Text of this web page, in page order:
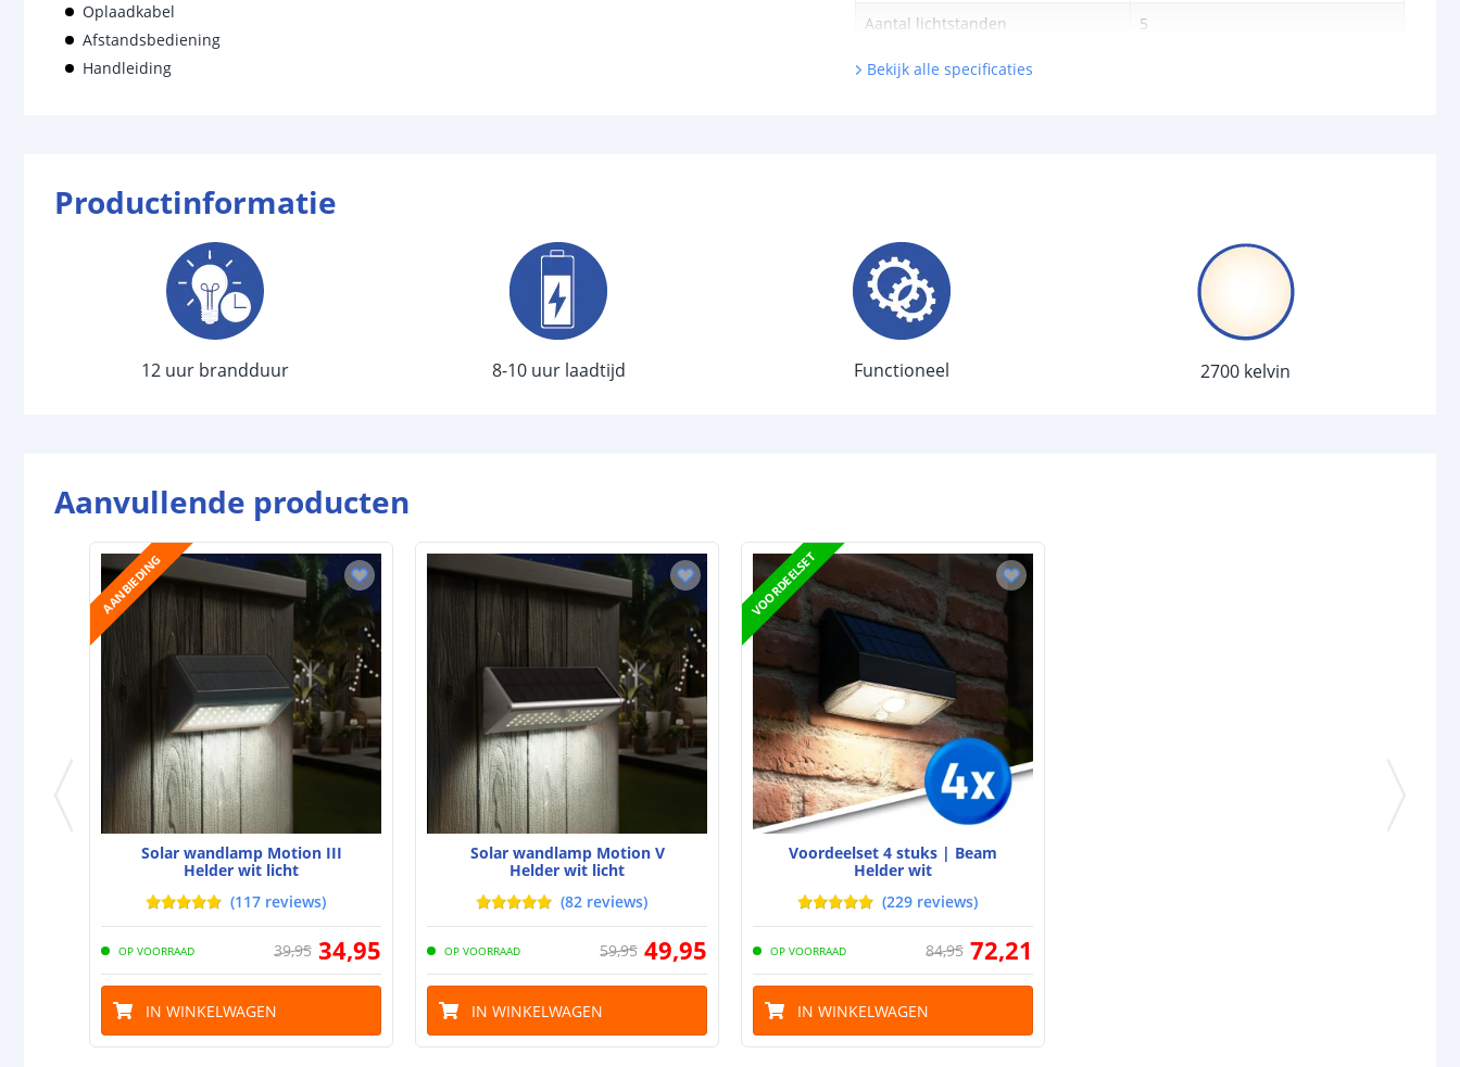
Oplaadkabel
Afstandsbediening
Handleiding
Aantal lichtstanden
5
Batterij
Laadtijd
8-10 uur (afhankelijk van zonlicht)
Brandduur
tot 12 uur (afhankelijk van laadtijd
en lichtstand)
Solar paneel
Bekijk alle specificaties
Productinformatie
12 uur brandduur 8-10 uur laadtijd Functioneel 2700 kelvin
Aanvullende producten
AANBIEDING
Solar wandlamp Motion III
Helder wit licht
(117 reviews)
OP VOORRAAD 39,95 34,95
IN WINKELWAGEN
Solar wandlamp Motion V
Helder wit licht
(82 reviews)
OP VOORRAAD 59,95 49,95
IN WINKELWAGEN
VOORDEELSET
Voordeelset 4 stuks | Beam
Helder wit
(229 reviews)
OP VOORRAAD 84,95 72,21
IN WINKELWAGEN